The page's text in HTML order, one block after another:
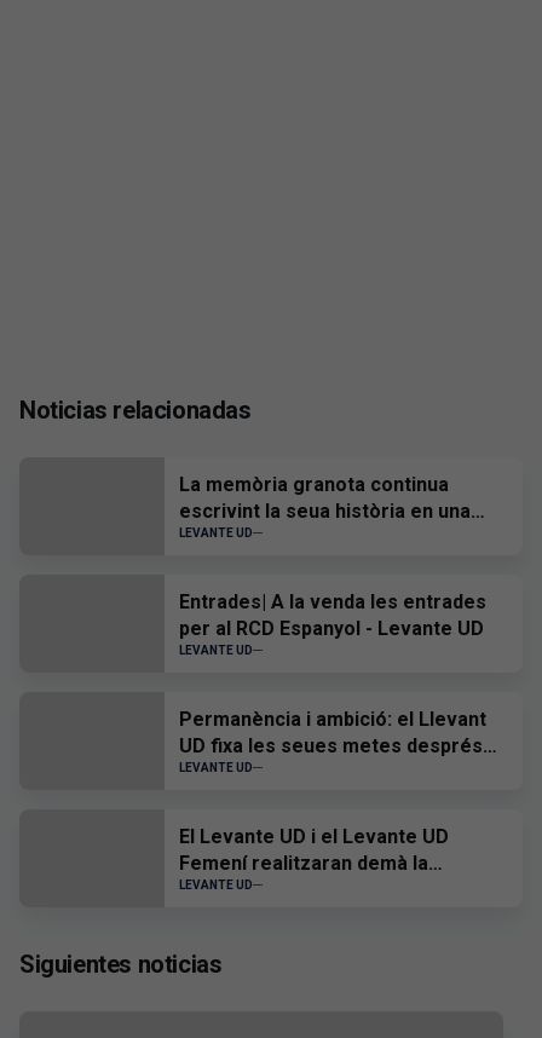
Noticias relacionadas
La memòria granota continua
escrivint la seua història en una
nova actualització del Museu
LEVANTE UD
Entrades| A la venda les entrades
per al RCD Espanyol - Levante UD
LEVANTE UD
Permanència i ambició: el Llevant
UD fixa les seues metes després
de la visita a la Basílica
LEVANTE UD
El Levante UD i el Levante UD
Femení realitzaran demà la
tradicional ofrena floral a la Mare
LEVANTE UD
Siguientes noticias